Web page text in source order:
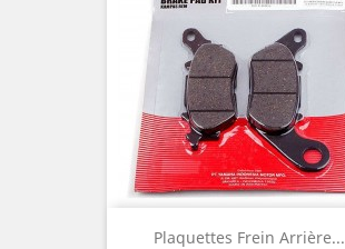
Plaquettes Frein Arrière...